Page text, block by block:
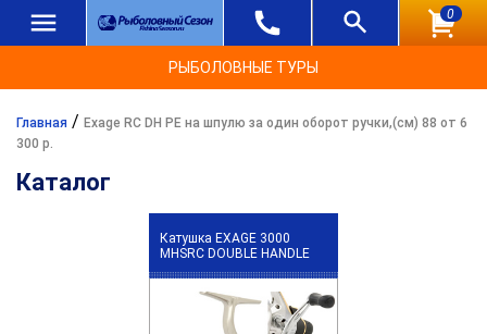
0
РЫБОЛОВНЫЕ ТУРЫ
Главная / Exage RC DH PE на шпулю за один оборот ручки,(см) 88 от 6
300 р.
Каталог
Катушка EXAGE 3000
MHSRC DOUBLE HANDLE